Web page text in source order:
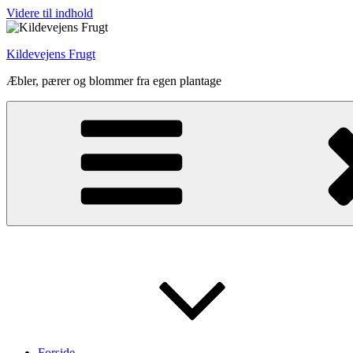
Videre til indhold
Kildevejens Frugt
Æbler, pærer og blommer fra egen plantage